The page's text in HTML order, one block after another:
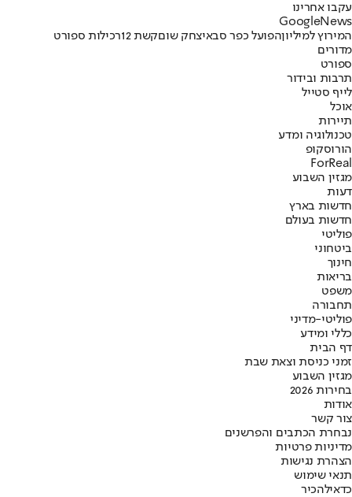
עקבו אחרינו
Googl eNews
המירוץ למיליוןהפועל כפר סבאיצחק שוםקשת 12
רכילות ספורט
מדורים
ספורט
תרבות ובידור
לייף סטייל
אוכל
תיירות
טכנולוגיה ומדע
הורוסקופ
ForReal
מגזין השבוע
דעות
חדשות בארץ
חדשות בעולם
פוליטי
ביטחוני
חינוך
בריאות
משפט
תחבורה
פוליטי-מדיני
כללי ומידע
דף הבית
זמני כניסת וצאת שבת
מגזין השבוע
בחירות 2026
אודות
צור קשר
נבחרת הכתבים והפרשנים
מדיניות פרטיות
הצהרת נגישות
תנאי שימוש
כדאילהכיר